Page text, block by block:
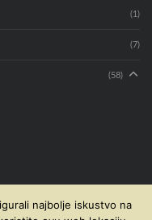
(1)
(7)
(58)
najbolje iskustvo na